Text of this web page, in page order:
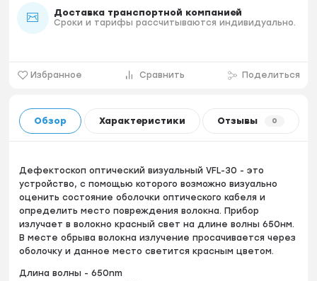
Доставка транспортной компанией
Сроки и тарифы рассчитываются индивидуально.
Избранное Сравнить Поделиться
Обзор Характеристики Отзывы 0
Дефектоскоп оптический визуальный VFL-30 - это
устройство, с помощью которого возможно визуально
оценить состояние оболочки оптического кабеля и
определить место повреждения волокна. Прибор
излучает в волокно красный свет на длине волны 650нм.
В месте обрыва волокна излучение просачивается через
оболочку и данное место светится красным цветом.
Длина волны - 650nm